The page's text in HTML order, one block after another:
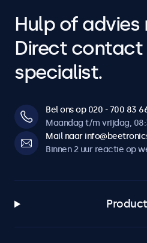
Hulp of advies
Direct contact
specialist.
Bel ons op 020 - 700 83
Maandag t/m vrijdag,
Mail naar
Binnen 2 uur reactie op